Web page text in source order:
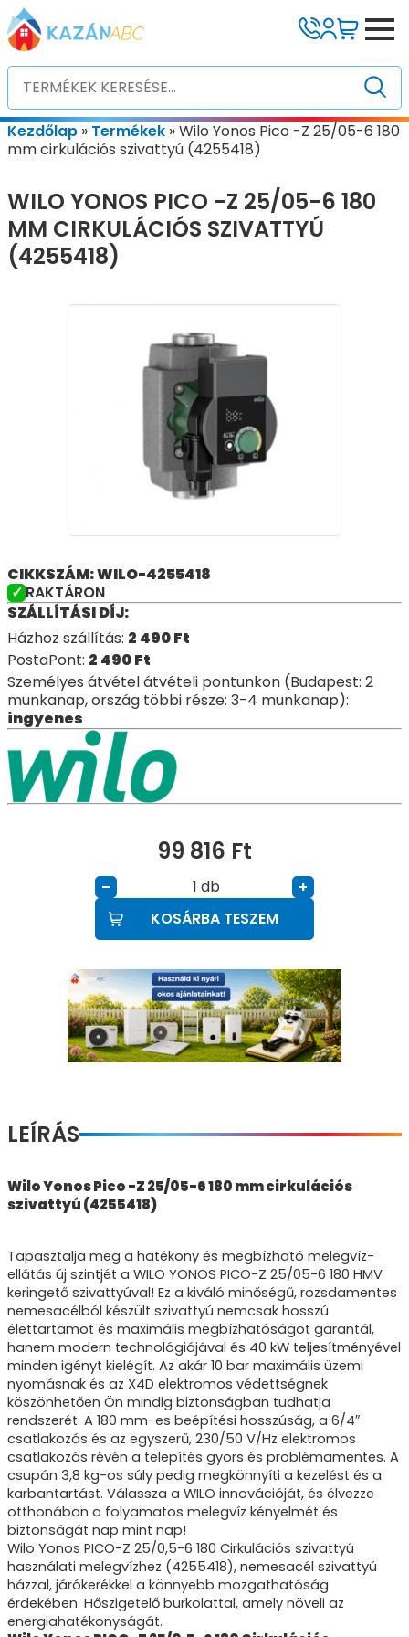
Kezdőlap » Termékek »Wilo Yonos Pico -Z 25/05-6 180
mm cirkulációs szivattyú (4255418)
WILO YONOS PICO -Z 25/05-6 180
MM CIRKULÁCIÓS SZIVATTYÚ
(4255418)
CIKKSZÁM: WILO-4255418
RAKTÁRON
SZÁLLÍTÁSI DÍJ:
Házhoz szállítás: 2 490Ft
PostaPont: 2 490Ft
Személyes átvétel átvételi pontunkon (Budapest: 2
munkanap, ország többi része: 3-4 munkanap):
ingyenes
99 816 Ft
– db
+
KOSÁRBA TESZEM
LEÍRÁS
Wilo Yonos Pico -Z 25/05-6 180 mm cirkulációs
szivattyú (4255418)
Tapasztalja meg a hatékony és megbízható melegvíz-
ellátás új szintjét a WILO YONOS PICO-Z 25/05-6 180 HMV
keringető szivattyúval! Ez a kiváló minőségű, rozsdamentes
nemesacélból készült szivattyú nemcsak hosszú
élettartamot és maximális megbízhatóságot garantál,
hanem modern technológiájával és 40 kW teljesítményével
minden igényt kielégít. Az akár 10 bar maximális üzemi
nyomásnak és az X4D elektromos védettségnek
köszönhetően Ön mindig biztonságban tudhatja
rendszerét. A 180 mm-es beépítési hosszúság, a 6/4″
csatlakozás és az egyszerű, 230/50 V/Hz elektromos
csatlakozás révén a telepítés gyors és problémamentes. A
csupán 3,8 kg-os súly pedig megkönnyíti a kezelést és a
karbantartást. Válassza a WILO innovációját, és élvezze
otthonában a folyamatos melegvíz kényelmét és
biztonságát nap mint nap!
Wilo Yonos PICO-Z 25/0,5-6 180 Cirkulációs szivattyú
használati melegvízhez (4255418), nemesacél szivattyú
házzal, járókerékkel a könnyebb mozgathatóság
érdekében. Hőszigetelő burkolattal, amely növeli az
energiahatékonyságát.